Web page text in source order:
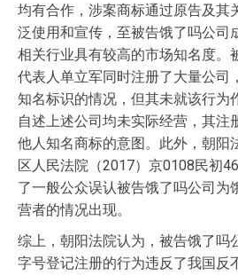
均有合作，涉案商标通过原告及其
泛使用和宣传，至被告饿了吗公司
相关行业具有较高的市场知名度。
代表人单立军同时注册了大量公司
知名标识的情况，但其未就该行为
自述上述公司均未实际经营，其注
他人知名商标的意图。此外，朝阳
区人民法院（2017）京0108民初
了一般公众误认被告饿了吗公司为
营者的情况出现。
综上，朝阳法院认为，被告饿了吗
字号登记注册的行为违反了我国反